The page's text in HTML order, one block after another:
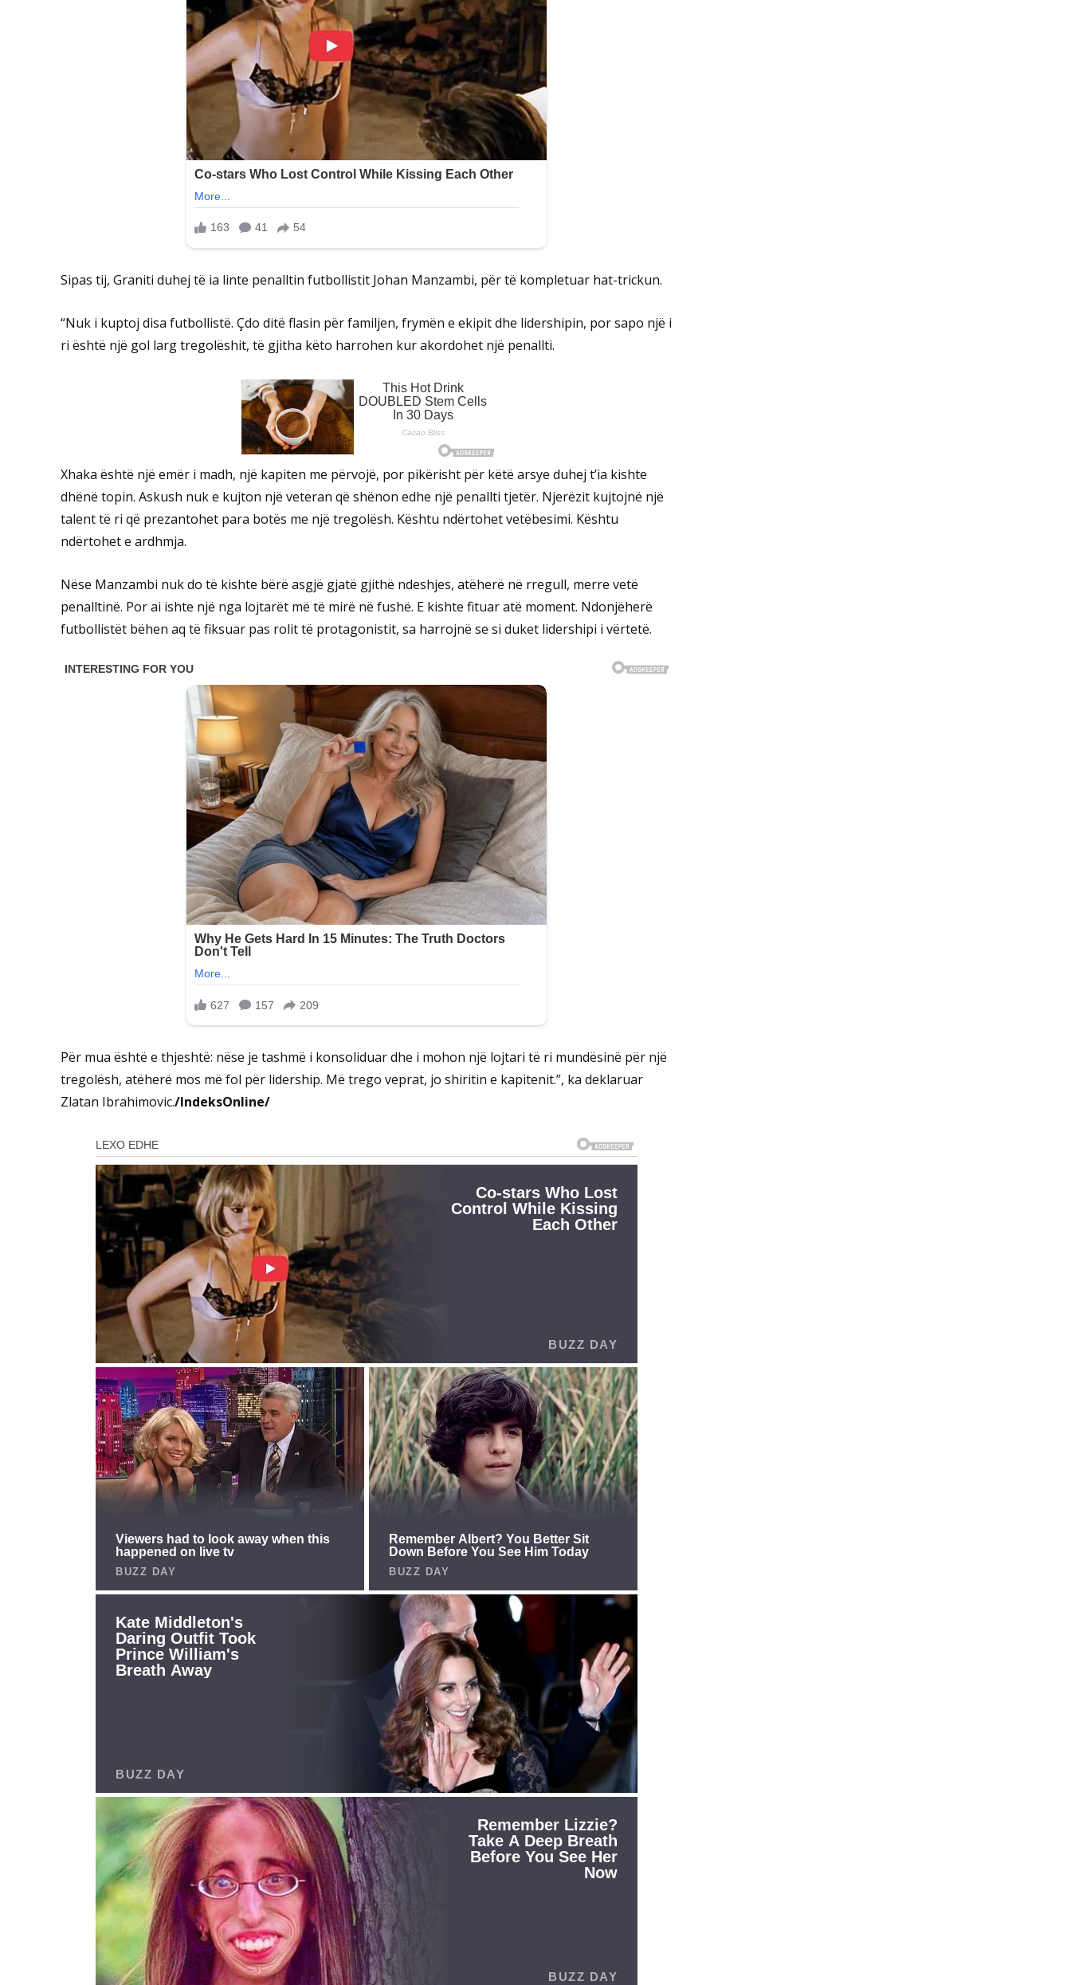
Sipas tij, Graniti duhej të ia linte penalltin futbollistit Johan Manzambi, për të kompletuar hat-trickun.
“Nuk i kuptoj disa futbollistë. Çdo ditë flasin për familjen, frymën e ekipit dhe lidershipin, por sapo një i
ri është një gol larg tregolëshit, të gjitha këto harrohen kur akordohet një penallti.
Xhaka është një emër i madh, një kapiten me përvojë, por pikërisht për këtë arsye duhej t’ia kishte
dhënë topin. Askush nuk e kujton një veteran që shënon edhe një penallti tjetër. Njerëzit kujtojnë një
talent të ri që prezantohet para botës me një tregolësh. Kështu ndërtohet vetëbesimi. Kështu
ndërtohet e ardhmja.
Nëse Manzambi nuk do të kishte bërë asgjë gjatë gjithë ndeshjes, atëherë në rregull, merre vetë
penalltinë. Por ai ishte një nga lojtarët më të mirë në fushë. E kishte fituar atë moment. Ndonjëherë
futbollistët bëhen aq të fiksuar pas rolit të protagonistit, sa harrojnë se si duket lidershipi i vërtetë.
Për mua është e thjeshtë: nëse je tashmë i konsoliduar dhe i mohon një lojtari të ri mundësinë për një
tregolësh, atëherë mos më fol për lidership. Më trego veprat, jo shiritin e kapitenit.”, ka deklaruar
Zlatan Ibrahimovic./IndeksOnline/